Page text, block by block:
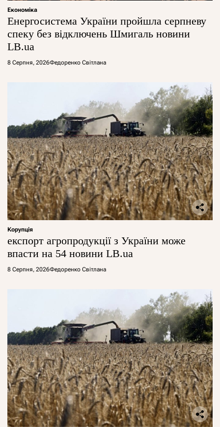
Економіка
Енергосистема України пройшла серпневу
спеку без відключень Шмигаль новини
LB.ua
8 Серпня, 2026Федоренко Світлана
Корупція
експорт агропродукції з України може
впасти на 54 новини LB.ua
8 Серпня, 2026Федоренко Світлана